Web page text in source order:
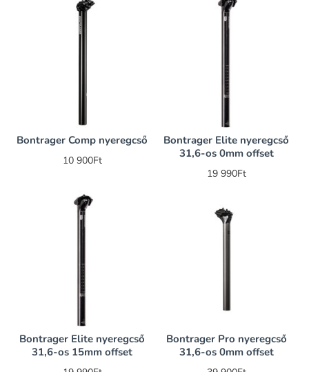
Bontrager Comp nyeregcső
10 900Ft
Bontrager Elite nyeregcső
31,6-os 0mm offset
19 990Ft
Bontrager Elite nyeregcső
31,6-os 15mm offset
Bontrager Pro nyeregcső
31,6-os 0mm offset